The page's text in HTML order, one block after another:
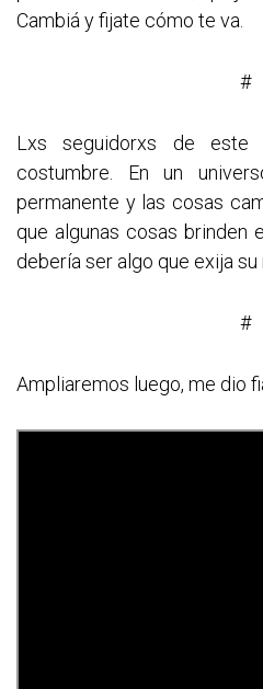
Cambiá y fijate cómo te va.
#
Lxs seguidorxs de este
costumbre. En un
permanente y las cosas
que algunas cosas brinden
debería ser algo que exija su
#
Ampliaremos luego, me dio